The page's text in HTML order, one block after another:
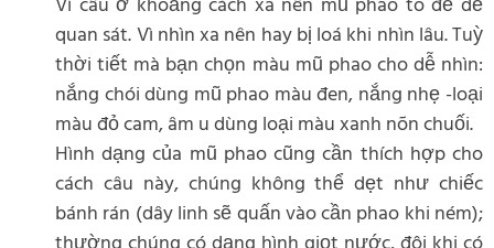
quan sát. Vì nhìn xa nên hay bị loá khi nhìn lâu. Tuỳ
thời tiết mà bạn chọn màu mũ phao cho dễ nhìn:
nắng chói dùng mũ phao màu đen, nắng nhẹ -loại
màu đỏ cam, âm u dùng loại màu xanh nõn chuối.
Hình dạng của mũ phao cũng cần thích hợp cho
cách câu này, chúng không thể dẹt như chiếc
bánh rán (dây linh sẽ quấn vào cần phao khi ném);